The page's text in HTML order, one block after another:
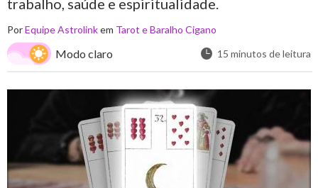
trabalho, saúde e espiritualidade.
PorEquipe Astrolinkem Tarot e Baralho Cigano
Modo claro 15 minutos de leitura